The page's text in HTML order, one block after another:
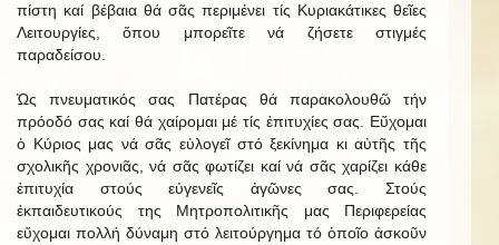
πίστη καί βέβαια θά σᾶς περιμένει τίς Κυριακάτικες θεῖες
Λειτουργίες, ὅπου μπορεῖτε νά ζήσετε στιγμές
παραδείσου.
Ὡς πνευματικός σας Πατέρας θά παρακολουθῶ τήν
πρόοδό σας καί θά χαίρομαι μέ τίς ἐπιτυχίες σας. Εὔχομαι
ὁ Κύριος μας νά σᾶς εὐλογεῖ στό ξεκίνημα κι αὐτῆς τῆς
σχολικῆς χρονιᾶς, νά σᾶς φωτίζει καί νά σᾶς χαρίζει κάθε
ἐπιτυχία στούς εὐγενεῖς ἀγῶνες σας. Στούς
ἐκπαιδευτικούς της Μητροπολιτικῆς μας Περιφερείας
εὔχομαι πολλή δύναμη στό λειτούργημα τό ὁποῖο ἀσκοῦν